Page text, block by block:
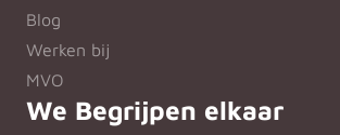
Blog
Werken bij
MVO
We Begrijpen elkaar